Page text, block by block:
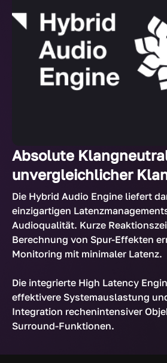
Absolute
unvergleichlicher
Die Hybrid Audio Engine liefert
einzigartigen
Audioqualität. Kurze
Berechnung von Spur-Effekten
Monitoring mit minimaler Latenz.
Die integrierte High Latency
effektivere Systemauslastung
Integration rechenintensiver
Surround-Funktionen.